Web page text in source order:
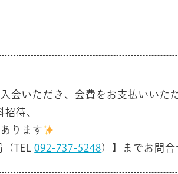
会いただき、会費をお支払いいた
待、
ります
（TEL092-737-5248）】までお問合